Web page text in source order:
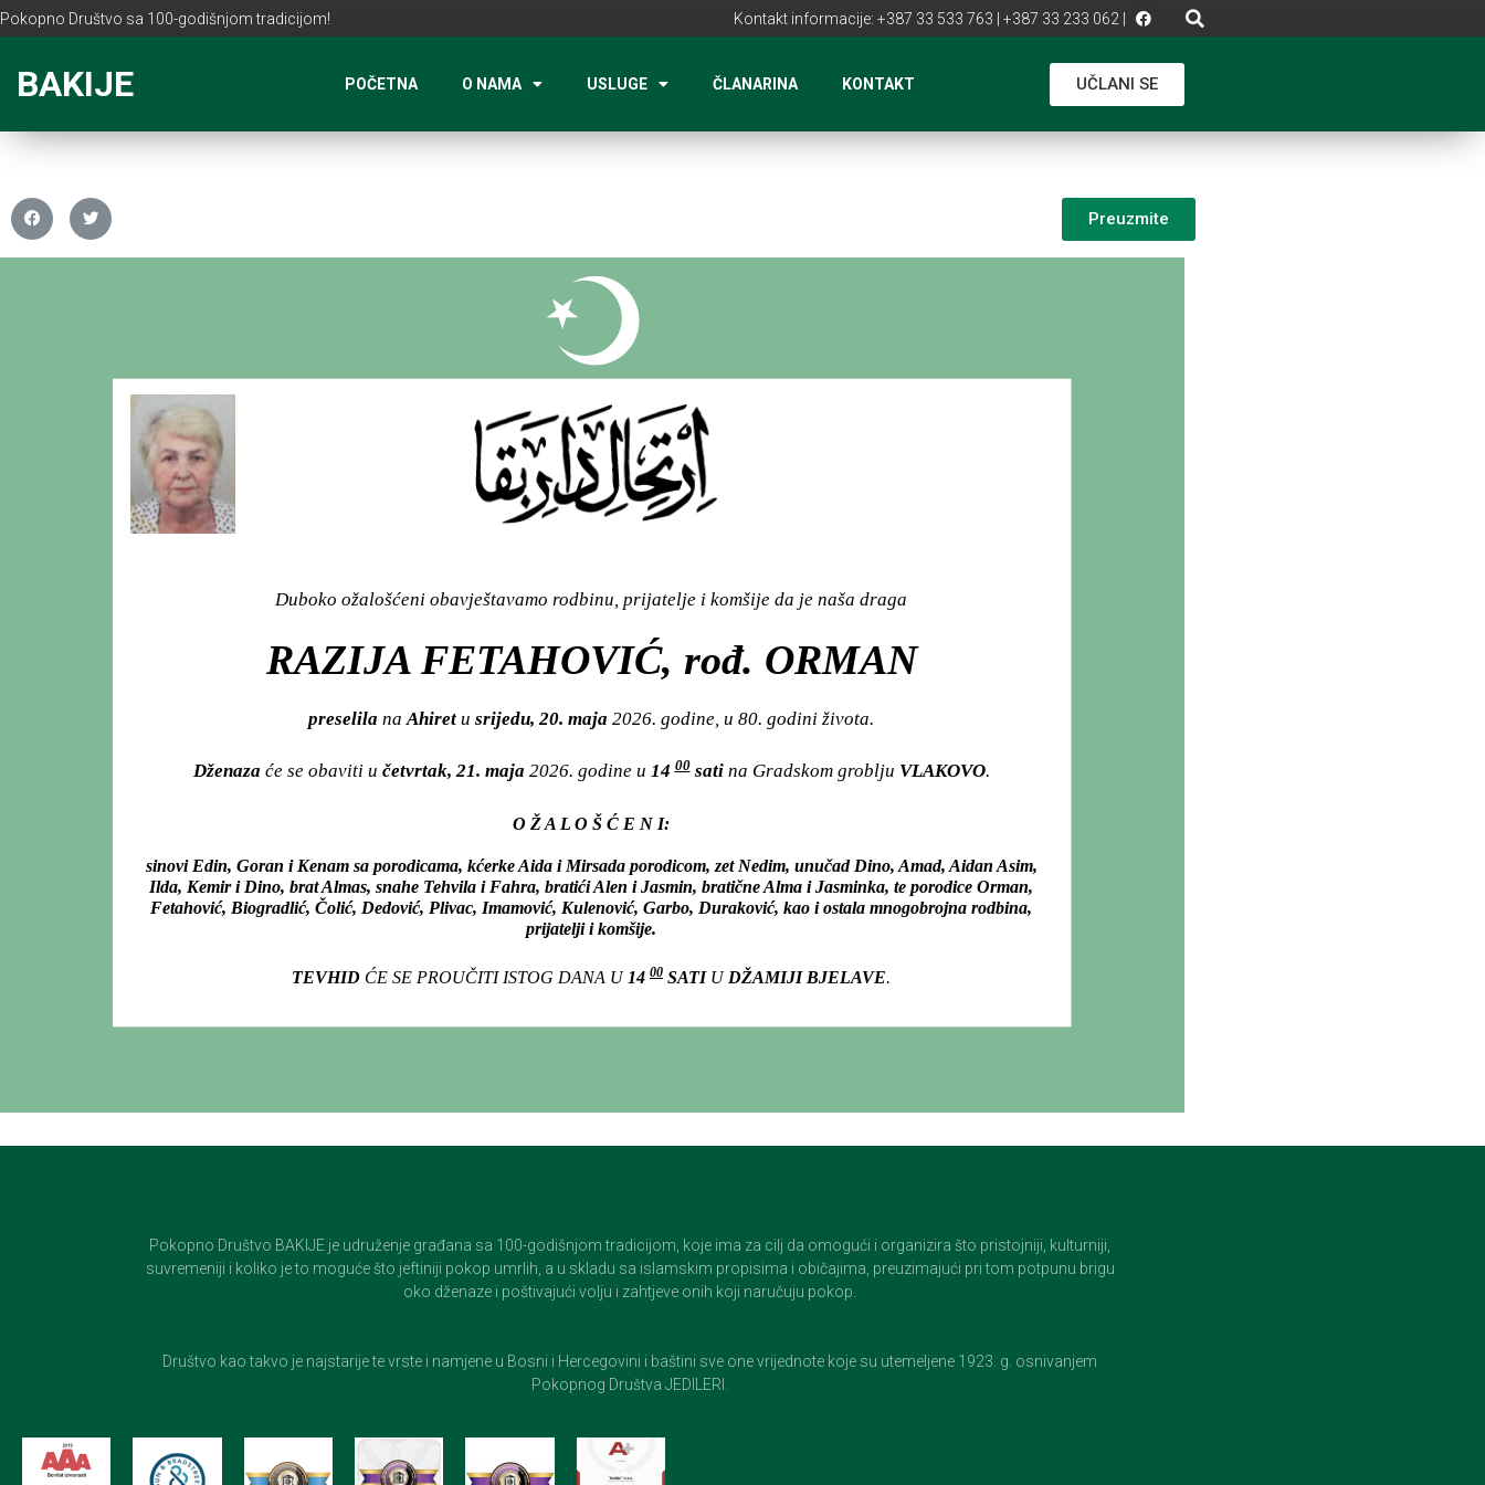
Pokopno Društvo sa 100-godišnjom tradicijom! Kontakt informacije: +387 33 533 763 | +387 33 233 062 |
BAKIJE POČETNA O NAMA USLUGE ČLANARINA KONTAKT UČLANI SE
Preuzmite
Duboko ožalošćeni obavještavamo rodbinu, prijatelje i komšije da je naša draga
RAZIJA FETAHOVIĆ, rođ. ORMAN
preselila naAhiret u srijedu, 20. maja 2026. godine, u 80. godini života.
Dženaza će se obaviti u četvrtak, 21. maja 2026. godine u 1400satina Gradskom groblju VLAKOVO.
O Ž A L O Š Ć E N I:
sinovi Edin, Goran i Kenam sa porodicama, kćerke Aida i Mirsada porodicom, zet Nedim, unučad Dino, Amad, Aidan Asim,
Ilda, Kemir i Dino, brat Almas, snahe Tehvila i Fahra, bratići Alen i Jasmin, bratične Alma i Jasminka, te porodice Orman,
Fetahović, Biogradlić, Čolić, Dedović, Plivac, Imamović, Kulenović, Garbo, Duraković, kao i ostala mnogobrojna rodbina,
prijatelji i komšije.
TEVHID ĆE SE PROUČITI ISTOG DANA U 14 00 SATIU DŽAMIJI BJELAVE.
Pokopno Društvo BAKIJE je udruženje građana sa 100-godišnjom tradicijom, koje ima za cilj da omogući i organizira što pristojniji, kulturniji,
suvremeniji i koliko je to moguće što jeftiniji pokop umrlih, a u skladu sa islamskim propisima i običajima, preuzimajući pri tom potpunu brigu
oko dženaze i poštivajući volju i zahtjeve onih koji naručuju pokop.
Društvo kao takvo je najstarije te vrste i namjene u Bosni i Hercegovini i baštini sve one vrijednote koje su utemeljene 1923. g. osnivanjem
Pokopnog Društva JEDILERI.